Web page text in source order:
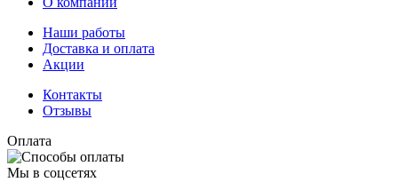
Наши работы
Доставка и оплата
Акции
Контакты
Отзывы
Оплата
Мы в соцсетях